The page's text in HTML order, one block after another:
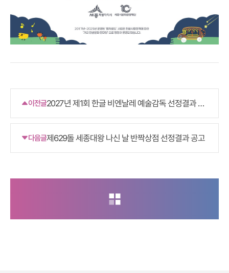
이전글2027년 제1회 한글 비엔날레 예술감독 선정결과 공
다음글제629돌 세종대왕 나신 날 반짝상점 선정결과 공고